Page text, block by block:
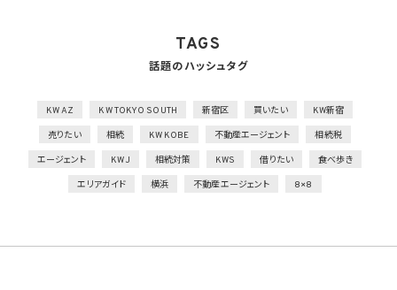
合、容易に個人データが判明しないよう措置を実施
2）個人データを取り扱う情報システムを外部からの不正アクセス又は不正ソフトウェア
外的環境の把握
全管理措置を実施
TAGS
話題のハッシュタグ
KW AZ KW TOKYO SOUTH 新宿区 買いたい KW新宿
売りたい 相続 KW KOBE 不動産エージェント 相続税
エージェント KWJ 相続対策 KWS 借りたい 食べ歩き
エリアガイド 横浜 不動産エージェント 8×8